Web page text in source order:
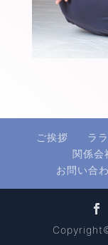
ご挨拶 ラ
関係会
お問い合